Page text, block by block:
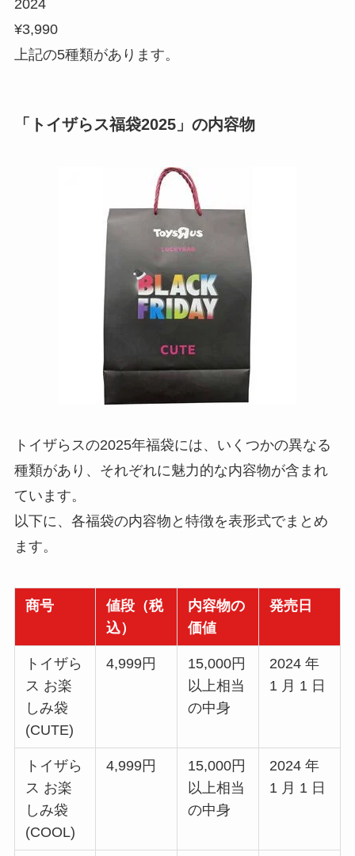
2024
¥3,990
上記の5種類があります。
「トイザらス福袋2025」の内容物
トイザらスの2025年福袋には、いくつかの異なる
種類があり、それぞれに魅力的な内容物が含まれ
ています。
以下に、各福袋の内容物と特徴を表形式でまとめ
ます。
商号
値段（税
込）
内容物の
価値
発売日
トイザら
ス お楽
しみ袋
(CUTE)
4,999円
15,000円
以上相当
の中身
2024 年
1 月 1 日
トイザら
ス お楽
しみ袋
(COOL)
4,999円
15,000円
以上相当
の中身
2024 年
1 月 1 日